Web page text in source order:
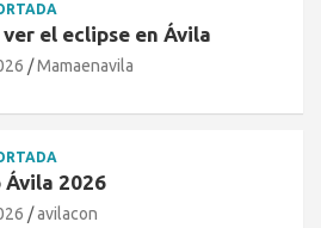
ver el eclipse en Ávila
Mamaenavila
Ávila 2026
avilacon